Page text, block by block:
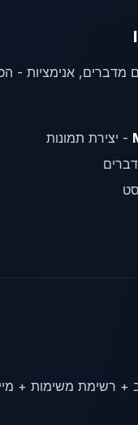
מדברים, אנימציות
- יצירת תמונות
+ רשימת משימות +